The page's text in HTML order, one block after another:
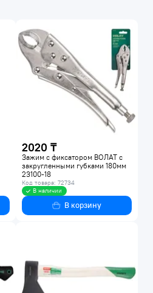
2020 ₸
Зажим с фиксатором ВОЛАТ с
закругленными губками 180мм
23100-18
Код товара: 72734
В наличии
В корзину